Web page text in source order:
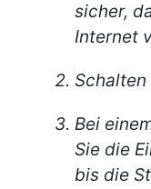
sicher,
Internet
Schalten
Bei
Sie die
bis die